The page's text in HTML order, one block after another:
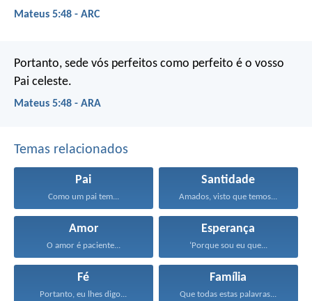
Mateus 5:48 - ARC
Portanto, sede vós perfeitos como perfeito é o vosso
Pai celeste.
Mateus 5:48 - ARA
Temas relacionados
Pai
Como um pai tem...
Santidade
Amados, visto que temos...
Amor
O amor é paciente...
Esperança
‘Porque sou eu que...
Fé
Portanto, eu lhes digo...
Família
Que todas estas palavras...